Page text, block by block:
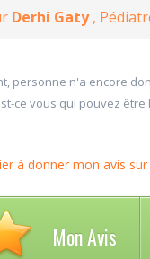
Derhi Gaty,
personne n'a encore
ce vous qui pouvez
à donner mon avis sur
Mon Avis